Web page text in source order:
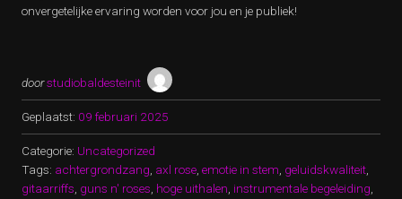
onvergetelijke ervaring worden voor jou en je publiek!
doorstudiobaldesteinit
Geplaatst: 09 februari 2025
Categorie: Uncategorized
Tags: achtergrondzang axl rose emotie in stem geluidskwaliteit
gitaarriffs guns n' roses hoge uithalen instrumentale begeleiding